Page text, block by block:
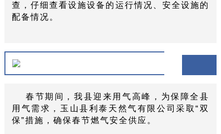
查，仔细查看设施设备的运行情况、安全设施的
配备情况。
春节期间，我县迎来用气高峰，为保障全县
用气需求，玉山县利泰天然气有限公司采取“双
保”措施，确保春节燃气安全供应。